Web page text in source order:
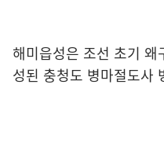
해미읍성은 조선 초기
성된 충청도 병마절도사